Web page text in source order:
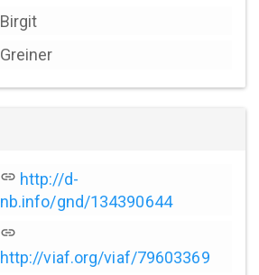
Birgit
Greiner
link http://d-
nb.info/gnd/134390644
link
http://viaf.org/viaf/79603369